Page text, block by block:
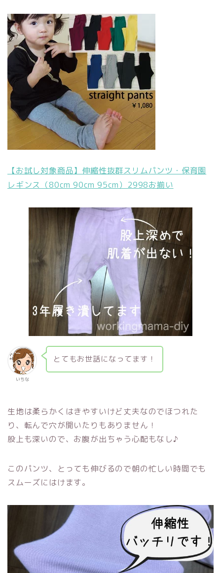
【お試し対象商品】伸縮性抜群スリムパンツ・保育園
レギンス（80cm 90cm 95cm）2998お揃い
いちな
とてもお世話になってます！
生地は柔らかくはきやすいけど丈夫なのでほつれた
り、転んで穴が開いたりもありません！
股上も深いので、お腹が出ちゃう心配もなし♪
このパンツ、とっても伸びるので朝の忙しい時間でも
スムーズにはけます。